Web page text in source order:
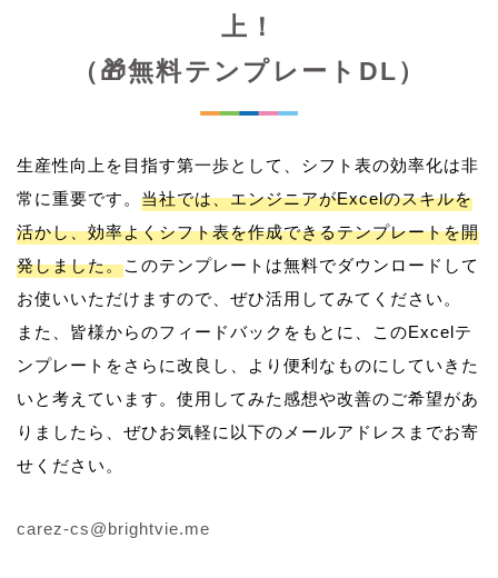
上！
（🎁無料テンプレートDL）
生産性向上を目指す第一歩として、シフト表の効率化は非
常に重要です。 当社では、エンジニアがExcelのスキルを
活かし、効率よくシフト表を作成できるテンプレートを開
発しました。このテンプレートは無料でダウンロードして
お使いいただけますので、ぜひ活用してみてください。
また、皆様からのフィードバックをもとに、このExcelテ
ンプレートをさらに改良し、より便利なものにしていきた
いと考えています。使用してみた感想や改善のご希望があ
りましたら、ぜひお気軽に以下のメールアドレスまでお寄
せください。
carez-cs@brightvie.me